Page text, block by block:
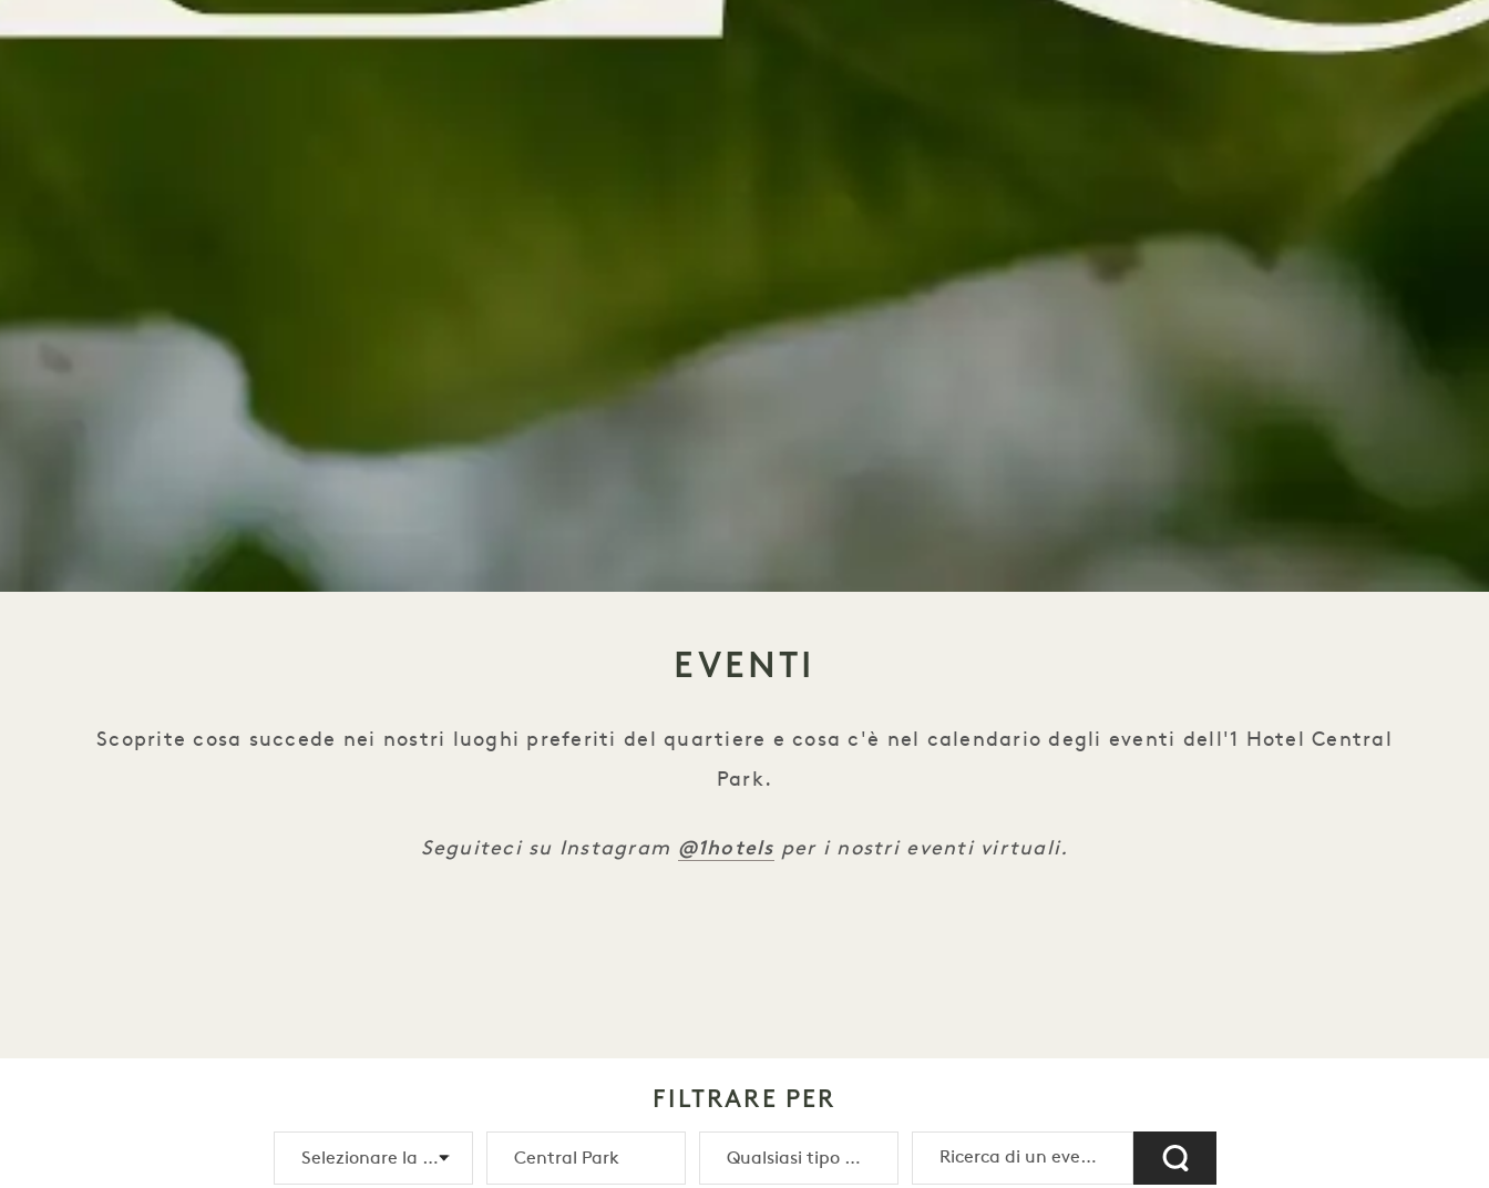
EVENTI
Scoprite cosa succede nei nostri luoghi preferiti del quartiere e cosa c'è nel calendario degli eventi dell'1 Hotel Central
Park.
Seguiteci su Instagram @1hotels per i nostri eventi virtuali.
FILTRARE PER